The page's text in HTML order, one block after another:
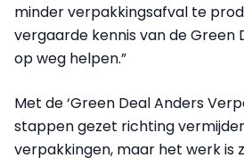
minder verpakkingsafval te
vergaarde kennis van de Green
op weg helpen.”
Met de ‘Green Deal Anders
stappen gezet richting
verpakkingen, maar het werk is